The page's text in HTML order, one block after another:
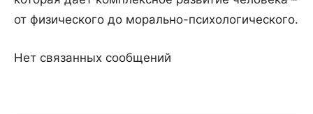
от физического до морально-психологического.
Нет связанных сообщений